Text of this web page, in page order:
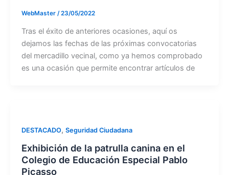
WebMaster /23/05/2022
Tras el éxito de anteriores ocasiones, aquí os
dejamos las fechas de las próximas convocatorias
del mercadillo vecinal, como ya hemos comprobado
es una ocasión que permite encontrar artículos de
DESTACADO, Seguridad Ciudadana
Exhibición de la patrulla canina en el
Colegio de Educación Especial Pablo
Picasso